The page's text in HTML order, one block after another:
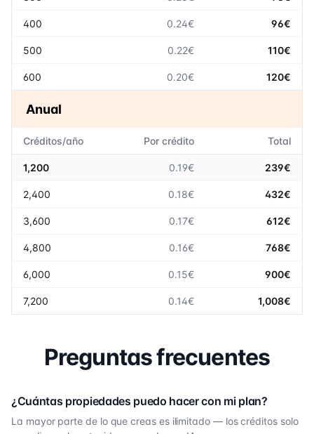
400 0.24€ 96€
500 0.22€ 110€
600 0.20€ 120€
Anual
Créditos/año Por crédito Total
1,200 0.19€ 239€
2,400 0.18€ 432€
3,600 0.17€ 612€
4,800 0.16€ 768€
6,000 0.15€ 900€
7,200 0.14€ 1,008€
Preguntas frecuentes
¿Cuántas propiedades puedo hacer con mi plan?
La mayor parte de lo que creas es ilimitado — los créditos solo